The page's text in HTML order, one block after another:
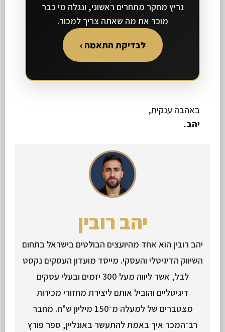
נריץ מחקר מתחרים ראשוני, ונגלה מי כבר
מוכר את מה שאתה צריך למכור.
לבדיקת התאמה ›
באהבה ענקית,
יהב.
יהב רובין
יהב רובין הוא אחד מהיועצים הבולטים בישראל בתחום
השיווק הדיגיטלי והעסקי. מייסד מועדון העסקים נקסט
לבל, אשר ליווה מעל 300 יזמים ובעלי עסקים
דיגיטליים והוביל אותם ליצירת מחזורי מכירות
מצטברים של למעלה מ־150 מיליון ש"ח. מחבר
רב־המכר איך באמת להתעשר באונליין, ספר פורץ